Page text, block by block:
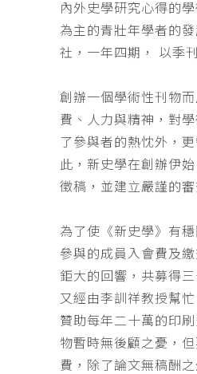
內外史學研究心得的
為主的青壯年學者的
社，一年四期， 以季
創辦一個學術性刊物
費、人力與精神，對
了參與者的熱忱外，
此，新史學在創辦伊
徵稿，並建立嚴謹的審
為了使《新史學》有
參與的成員入會費及
鉅大的回響，共募得
又經由李訓祥教授幫
贊助每年二十萬的印
物暫時無後顧之憂，
費，除了論文無稿酬